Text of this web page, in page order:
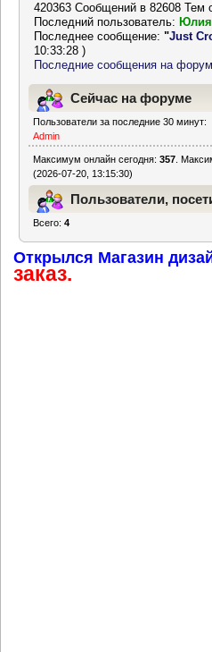
420363 Сообщений в 82608 Тем
Последний пользователь:
Последнее сообщение:"Just
10:33:28 )
Последние сообщения на
Сейчас на форуме
Пользователи за последние 30 минут:
Admin
Максимум онлайн сегодня:357 .
(2026-07-20, 13:15:30)
Пользователи,
Всего:4
Открылся Магазин
заказ.